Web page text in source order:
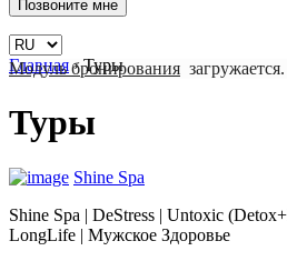
Главная ›Туры
Модуль бронирования
Туры
Shine Spa
Shine Spa | DeStress | Untoxic
LongLife | Мужское Здоровье